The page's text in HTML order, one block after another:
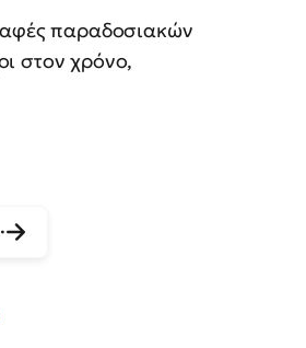
παραδοσιακών
στον χρόνο,